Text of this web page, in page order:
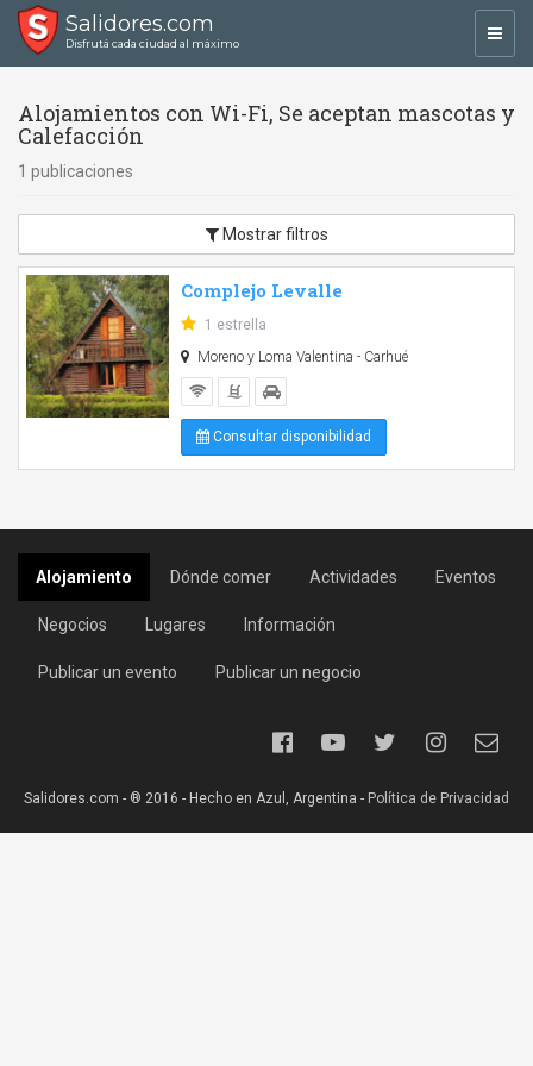
Salidores.com
Disfrutá cada ciudad al máximo
Alojamientos con Wi-Fi, Se aceptan mascotas y
Calefacción
1 publicaciones
Mostrar filtros
Complejo Levalle
1 estrella
Moreno y Loma Valentina - Carhué
Consultar disponibilidad
Alojamiento Dónde comer Actividades Eventos
Negocios Lugares Información
Publicar un evento Publicar un negocio
Salidores.com - ® 2016 - Hecho en Azul, Argentina - Política de Privacidad